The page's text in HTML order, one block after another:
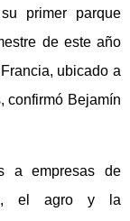
primer parque
de este año
ubicado a
confirmó Bejamín
a empresas de
el agro y la